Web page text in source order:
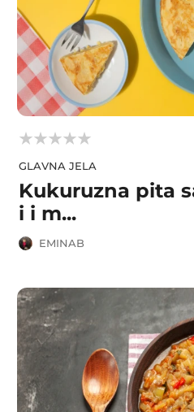



GLAVNA JELA
Kukuruzna pita
i i m...
EMINAB